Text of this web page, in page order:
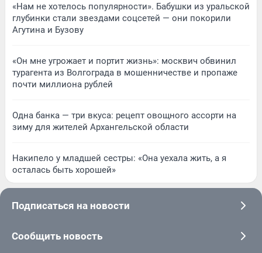
«Нам не хотелось популярности». Бабушки из уральской
глубинки стали звездами соцсетей — они покорили
Агутина и Бузову
«Он мне угрожает и портит жизнь»: москвич обвинил
турагента из Волгограда в мошенничестве и пропаже
почти миллиона рублей
Одна банка — три вкуса: рецепт овощного ассорти на
зиму для жителей Архангельской области
Накипело у младшей сестры: «Она уехала жить, а я
осталась быть хорошей»
Подписаться на новости
Сообщить новость